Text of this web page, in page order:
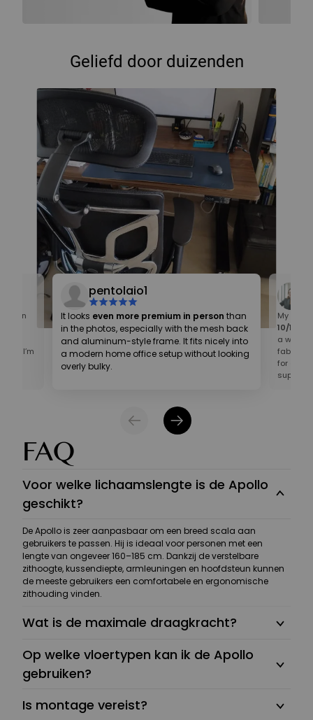
Geliefd door duizenden
even
I’m
pentolaio1
It looks even more premium in person than
in the photos, especially with the mesh back
and aluminum-style frame. It fits nicely into
a modern home office setup without looking
overly bulky.
My first
10/10
a well-
fabric
for an
FAQ
Voor welke lichaamslengte is de Apollo
geschikt?
De Apollo is zeer aanpasbaar om een breed scala aan
gebruikers te passen. Hij is ideaal voor personen met een
lengte van ongeveer 160–185 cm. Dankzij de verstelbare
zithoogte, kussendiepte, armleuningen en hoofdsteun kunnen
de meeste gebruikers een comfortabele en ergonomische
zithouding vinden.
Wat is de maximale draagkracht?
Op welke vloertypen kan ik de Apollo
gebruiken?
Is montage vereist?